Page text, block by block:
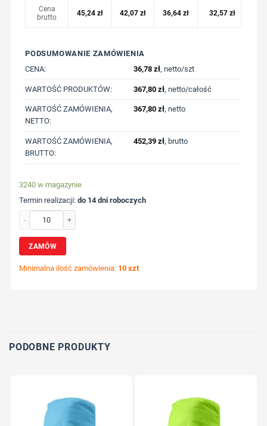
Cena
brutto
45,24 zł 42,07 zł 36,64zł 32,57zł
PODSUMOWANIE ZAMÓWIENIA
CENA:
36,78 zł, netto/szt
WARTOŚĆ PRODUKTÓW: 367,80 zł, netto/całość
WARTOŚĆ ZAMÓWIENIA,
NETTO:
367,80 zł, netto
WARTOŚĆ ZAMÓWIENIA,
BRUTTO:
452,39 zł, brutto
3240 w magazynie
Termin realizacji:do 14 dni roboczych
ZAMÓW
Minimalna ilość zamówienia: 10 szt
PODOBNE PRODUKTY